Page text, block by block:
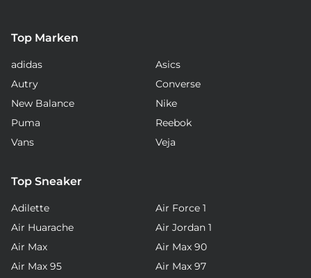
Top Marken
adidas
Asics
Autry
Converse
New Balance
Nike
Puma
Reebok
Vans
Veja
Top Sneaker
Adilette
Air Force 1
Air Huarache
Air Jordan 1
Air Max
Air Max 90
Air Max 95
Air Max 97